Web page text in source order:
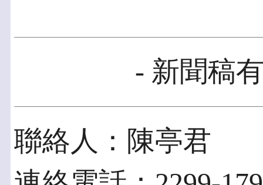
- 新聞稿
聯絡人：陳亭君